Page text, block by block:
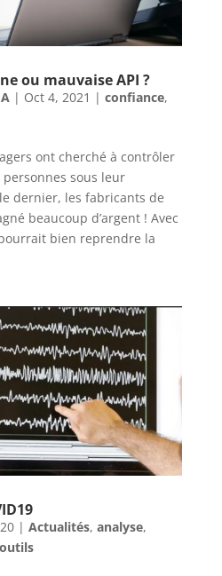
ou mauvaise API ?
| Oct 4, 2021 | confiance,
ont cherché à contrôler
sous leur
dernier, les fabricants de
beaucoup d’argent ! Avec
bien reprendre la
| Actualités, analyse,
outils